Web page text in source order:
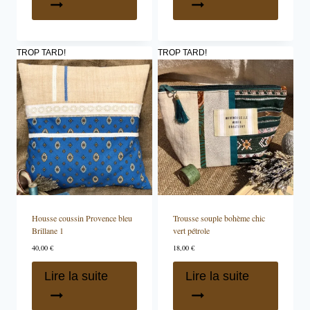
TROP TARD!
Housse coussin Provence bleu
Brillane 1
40,00 €
Lire la suite
TROP TARD!
Trousse souple bohème chic
vert pétrole
18,00 €
Lire la suite